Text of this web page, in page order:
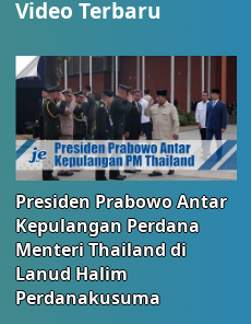
Video Terbaru
Presiden Prabowo Antar
Kepulangan Perdana
Menteri Thailand di
Lanud Halim
Perdanakusuma